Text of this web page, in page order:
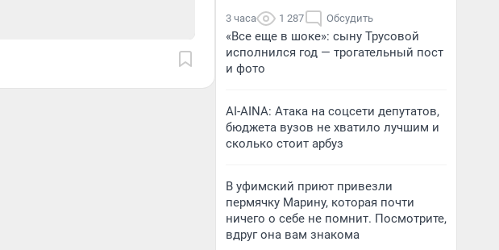
3 часа 1 287 Обсудить
«Все еще в шоке»: сыну Трусовой
исполнился год — трогательный пост
и фото
AI-AINA: Атака на соцсети депутатов,
бюджета вузов не хватило лучшим и
сколько стоит арбуз
В уфимский приют привезли
пермячку Марину, которая почти
ничего о себе не помнит. Посмотрите,
вдруг она вам знакома